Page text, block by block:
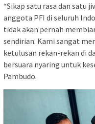
“Sikap satu rasa dan satu
anggota PFI di seluruh
tidak akan pernah
sendirian. Kami sangat
ketulusan rekan-rekan di
bersuara nyaring untuk
Pambudo.